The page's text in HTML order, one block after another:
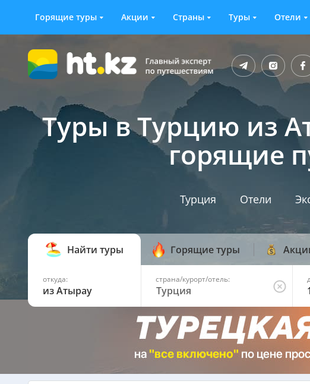
Горящие туры Акции Страны Туры Отели
Туры в Турцию из
горящие
Турция Отели
Найти туры Горящие туры
откуда:
из Атырау
страна/курорт/отель: